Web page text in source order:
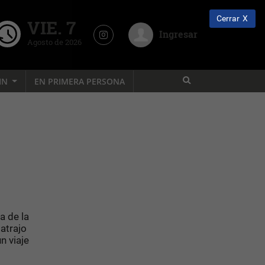
VIE. 7
Agosto de 2026
Ingresar
EN PRIMERA PERSONA
de la
viaje
Cerrar